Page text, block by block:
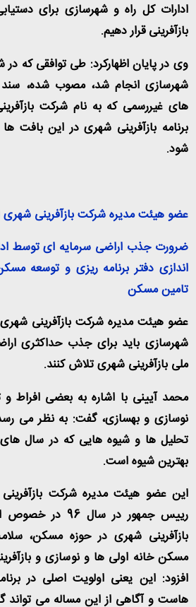
ادارات کل راه و شهرسازی برای
بازآفرینی قرار دهیم.
وی در پایان اظهارکرد: طی توافقی که
شهرسازی انجام شد، مصوب شده، سند
های غیررسمی که به نام شرکت
برنامه بازآفرینی شهری در این بافت
شود.
عضو هیئت مدیره شرکت بازآفرینی شهری
ضرورت جذب اراضی سرمایه ای توسط
اندازی دفتر برنامه ریزی و توسعه
تامین مسکن
عضو هیئت مدیره شرکت بازآفرینی شهری
شهرسازی باید برای جذب حداکثری
ملی بازآفرینی شهری تلاش کنند.
محمد آیینی با اشاره به بعضی افراط و
نوسازی و بهسازی، گفت: به نظر می
تحلیل ها و شیوه هایی که در سال های
بهترین شیوه است.
این عضو هیئت مدیره شرکت
رییس جمهور در
بازآفرینی شهری در حوزه مسکن،
مسکن خانه اولی ها و نوسازی و
افزود: این یعنی اولویت اصلی در
هاست و آگاهی از این مساله می تواند